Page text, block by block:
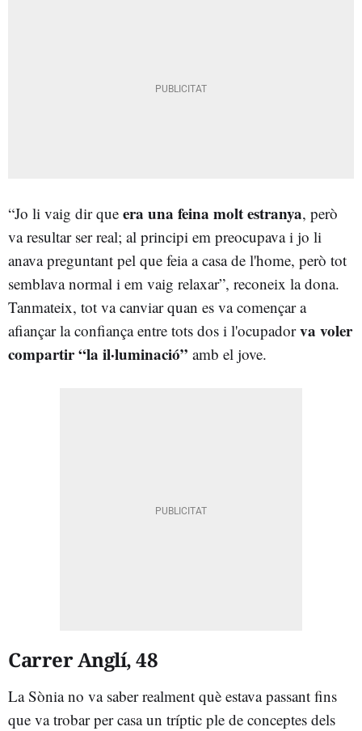
“Jo li vaig dir que era una feina molt estranya, però
va resultar ser real; al principi em preocupava i jo li
anava preguntant pel que feia a casa de l'home, però tot
semblava normal i em vaig relaxar”, reconeix la dona.
Tanmateix, tot va canviar quan es va començar a
afiançar la confiança entre tots dos i l'ocupadorva voler
compartir “la il·luminació” amb el jove.
Carrer Anglí, 48
La Sònia no va saber realment què estava passant fins
que va trobar per casa un tríptic ple de conceptes dels